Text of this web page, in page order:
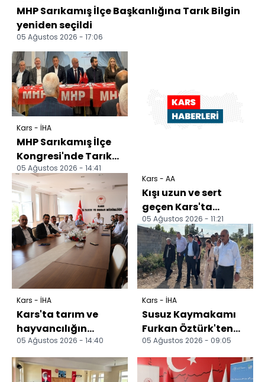
MHP Sarıkamış İlçe Başkanlığına Tarık Bilgin
yeniden seçildi
05 Ağustos 2026 - 17:06
Kars - İHA
MHP Sarıkamış İlçe
Kongresi'nde Tarık
Bilgin güven tazeledi
05 Ağustos 2026 - 14:41
Kars - İHA
Kars'ta tarım ve
hayvancılığın
geleceği masaya
yatırıldı
05 Ağustos 2026 - 14:40
Kars - AA
Kışı uzun ve sert
geçen Kars'ta
hayvan yemi için ot
biçme mesaisi
başladı
05 Ağustos 2026 - 11:21
Kars - İHA
Susuz Kaymakamı
Furkan Öztürk'ten
köy ziyaretleri:
Vatandaşların talep
ve ö...
05 Ağustos 2026 - 09:05